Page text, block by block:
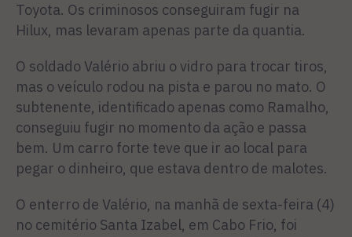
Toyota. Os criminosos conseguiram fugir na
Hilux, mas levaram apenas parte da quantia.
O soldado Valério abriu o vidro para trocar tiros,
mas o veículo rodou na pista e parou no mato. O
subtenente, identificado apenas como Ramalho,
conseguiu fugir no momento da ação e passa
bem. Um carro forte teve que ir ao local para
pegar o dinheiro, que estava dentro de malotes.
O enterro de Valério, na manhã de sexta-feira (4)
no cemitério Santa Izabel, em Cabo Frio, foi